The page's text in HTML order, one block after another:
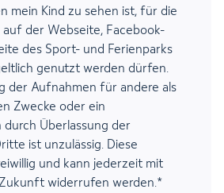
mein Kind zu sehen ist, für die
der Webseite, Facebook-
des Sport- und Ferienparks
genutzt werden dürfen.
der Aufnahmen für andere als
Zwecke oder ein
durch Überlassung der
ist unzulässig. Diese
und kann jederzeit mit
widerrufen werden.*